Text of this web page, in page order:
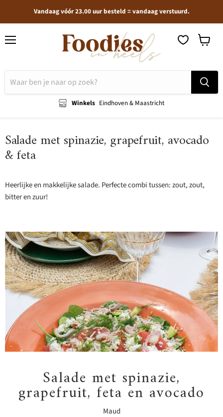
Vandaag vóór 23.00 uur besteld = vandaag verstuurd.
Winkels Eindhoven & Maastricht
Salade met spinazie, grapefruit, avocado
& feta
Heerlijke en makkelijke salade. Perfecte combi tussen: zout, zout,
bitter en zuur!
Salade met spinazie,
grapefruit, feta en avocado
Maud